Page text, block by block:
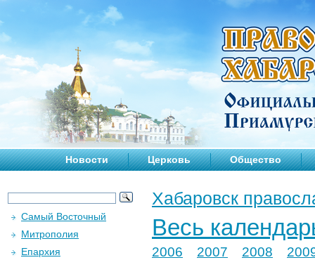
Новости Церковь Общество
Хабаровск
Весь
2006 2007 2008
Самый Восточный
Митрополия
Епархия